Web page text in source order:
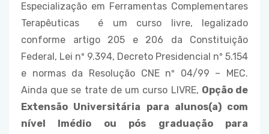
Especialização em Ferramentas Complementares
Terapêuticas é um curso livre, legalizado
conforme artigo 205 e 206 da Constituição
Federal, Lei nº 9.394, Decreto Presidencial nº 5.154
e normas da Resolução CNE nº 04/99 – MEC.
Ainda que se trate de um curso LIVRE, Opção de
Extensão Universitária para alunos(a) com
nível lmédio ou pós graduação para